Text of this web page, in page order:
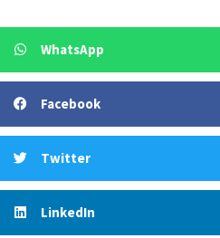
WhatsApp
Facebook
Twitter
LinkedIn